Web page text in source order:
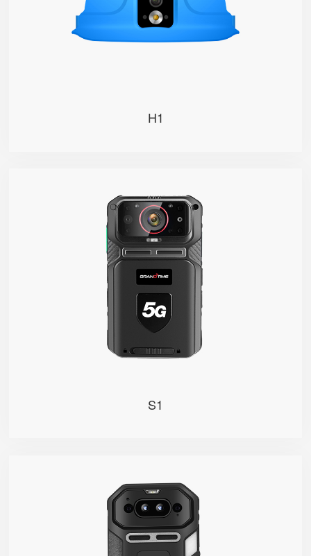
H1
S1
采用5G芯片，大带宽、低延时、高速率， 实现UHD超
高清视频的无损快速传输； 搭载八核高性能处理器，在
各种操作下尽享更快速、更稳定、更顺畅的运行体验；
创新融合AI人工智能，边缘AI自动识别、智能分析、即
时响应， 基于深度学习智能辅助一线调度指挥；
5G+AI+UHD，重构业务全场景的数智化， 开启数字时
代的智慧互联未来。
定焦双摄像头，广角拍摄，视野全开； AI边缘计算，快
速抓拍人脸，实时智能识别、分析比对； 智能红外夜
视，在正常光线环境和黑暗环境中均有优越表现； 实时
高清视频回传，4G实时对讲，远程可视指挥； 大容量